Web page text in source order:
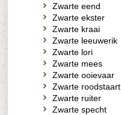
Zwarte eend
Zwarte ekster
Zwarte kraai
Zwarte leeuwerik
Zwarte lori
Zwarte mees
Zwarte ooievaar
Zwarte roodstaart
Zwarte ruiter
Zwarte specht